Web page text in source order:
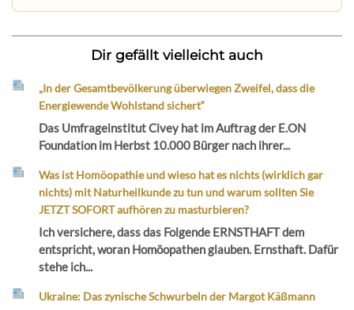
Dir gefällt vielleicht auch
„In der Gesamtbevölkerung überwiegen Zweifel, dass die
Energiewende Wohlstand sichert“
Das Umfrageinstitut Civey hat im Auftrag der E.ON
Foundation im Herbst 10.000 Bürger nach ihrer...
Was ist Homöopathie und wieso hat es nichts (wirklich gar
nichts) mit Naturheilkunde zu tun und warum sollten Sie
JETZT SOFORT aufhören zu masturbieren?
Ich versichere, dass das Folgende ERNSTHAFT dem
entspricht, woran Homöopathen glauben. Ernsthaft. Dafür
stehe ich...
Ukraine: Das zynische Schwurbeln der Margot Käßmann